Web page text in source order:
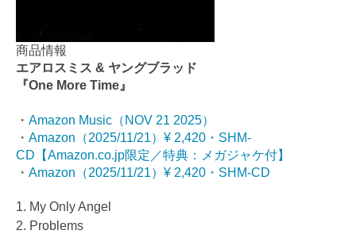
商品情報
エアロスミス & ヤングブラッド
『One More Time 』
・ Amazon Music（NOV 21 2025）
・ Amazon（2025/11/21）¥ 2,420・SHM-
CD【Amazon.co.jp限定／特典：メガジャケ付】
・ Amazon（2025/11/21）¥ 2,420・SHM-CD
1. My Only Angel
2. Problems